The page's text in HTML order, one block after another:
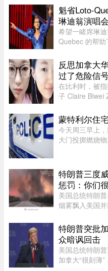
Mauricie地区
魁省Loto-
琳迪翁演唱会
希望一睹席琳
Quebec 的帮
Experience”抽
人可携一名同
反思加拿大
过了危险信
在比利时，被
子 Claire Biwei
急调查其安全
何渗透进入政
蒙特利尔住
今天周三早上
大门投掷燃烧
Bellefontaine、
特朗普三度
惩罚：你们
美国总统特朗
烟雾飘入美国
期里，特朗普
日晚间，特朗
特朗普突批
众暗讽回击
美国总统特朗
加拿大“很刻薄